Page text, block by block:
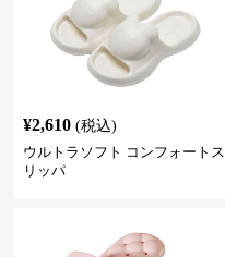
¥2,610 (税込)
ウルトラソフト コンフォートス
リッパ